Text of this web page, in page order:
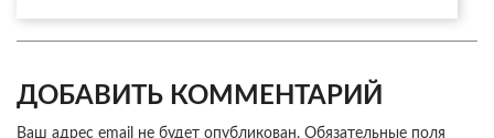
ДОБАВИТЬ КОММЕНТАРИЙ
Ваш адрес email не будет опубликован. Обязательные поля